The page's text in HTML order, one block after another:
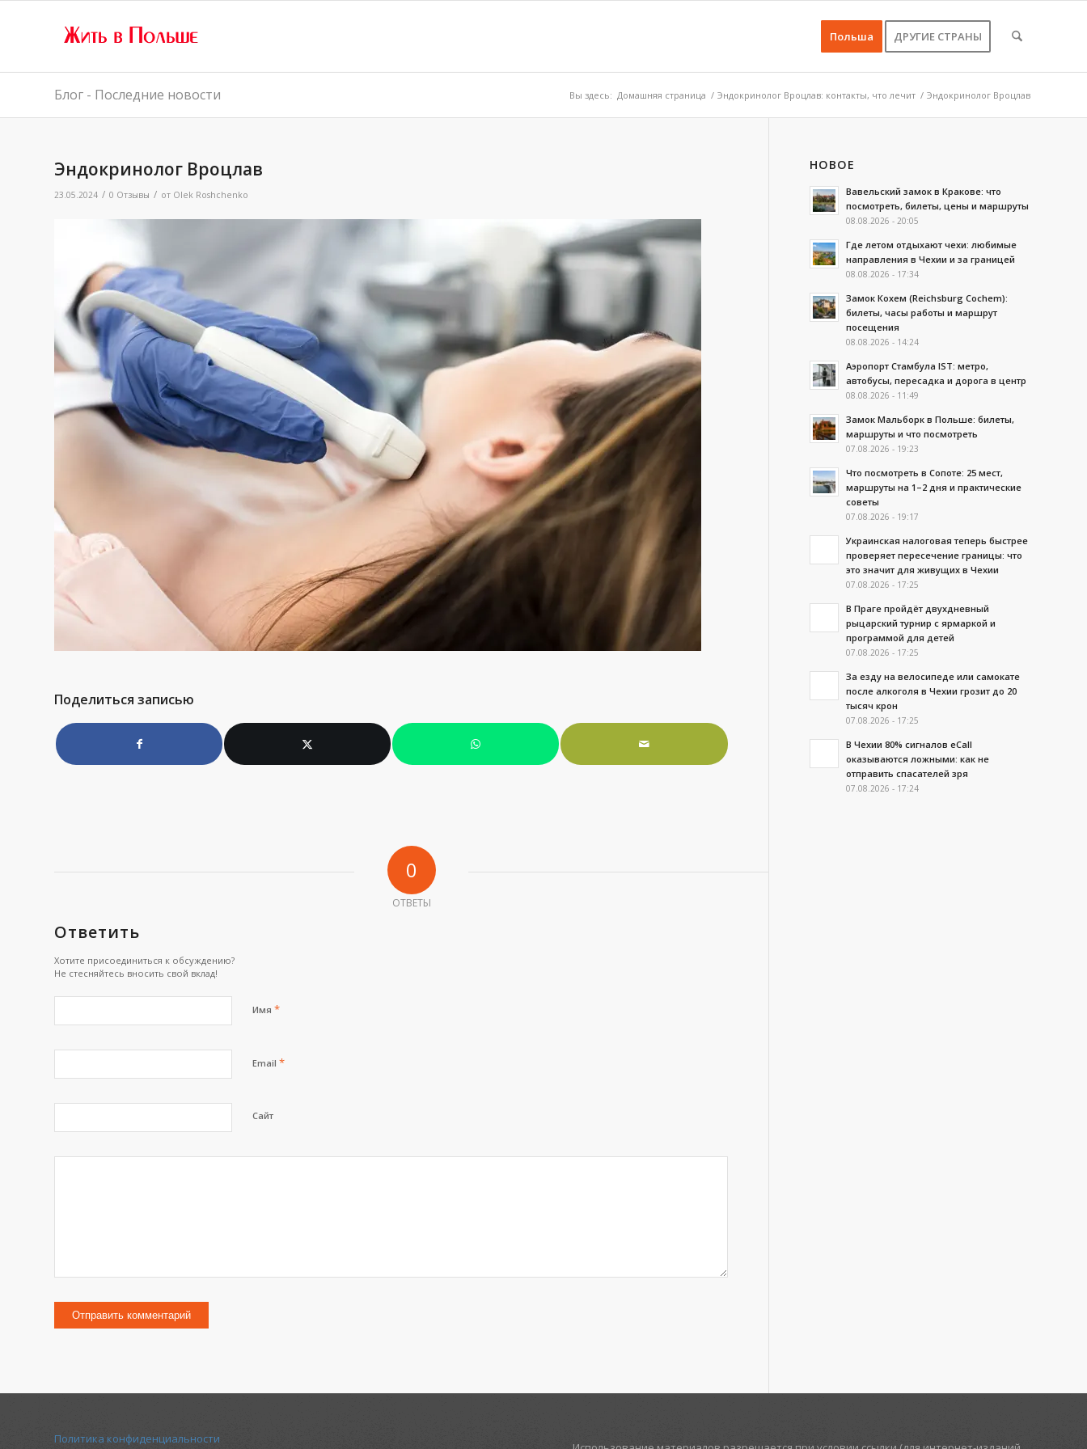
Польша ДРУГИЕ СТРАНЫ
Блог - Последние новости Вы здесь: Домашняя страница / Эндокринолог Вроцлав: контакты, что лечит / Эндокринолог Вроцлав
Эндокринолог Вроцлав
23.05.2024 / 0 Отзывы / от Olek Roshchenko
Поделиться записью
0
ОТВЕТЫ
Ответить
Хотите присоединиться к обсуждению?
Не стесняйтесь вносить свой вклад!
Имя *
Email *
Сайт
НОВОЕ
Вавельский замок в Кракове: что
посмотреть, билеты, цены и маршруты
08.08.2026 - 20:05
Где летом отдыхают чехи: любимые
направления в Чехии и за границей
08.08.2026 - 17:34
Замок Кохем (Reichsburg Cochem):
билеты, часы работы и маршрут
посещения
08.08.2026 - 14:24
Аэропорт Стамбула IST: метро,
автобусы, пересадка и дорога в центр
08.08.2026 - 11:49
Замок Мальборк в Польше: билеты,
маршруты и что посмотреть
07.08.2026 - 19:23
Что посмотреть в Сопоте: 25 мест,
маршруты на 1–2 дня и практические
советы
07.08.2026 - 19:17
Украинская налоговая теперь быстрее
проверяет пересечение границы: что
это значит для живущих в Чехии
07.08.2026 - 17:25
В Праге пройдёт двухдневный
рыцарский турнир с ярмаркой и
программой для детей
07.08.2026 - 17:25
За езду на велосипеде или самокате
после алкоголя в Чехии грозит до 20
тысяч крон
07.08.2026 - 17:25
В Чехии 80% сигналов eCall
оказываются ложными: как не
отправить спасателей зря
07.08.2026 - 17:24
Политика конфиденциальности